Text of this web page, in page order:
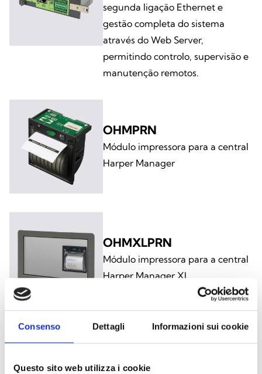
Consenso Dettagli Informazioni sui cookie
Questo sito web utilizza i cookie
segunda ligação Ethernet e
gestão completa do sistema
através do Web Server,
permitindo controlo, supervisão e
manutenção remotos.
OHMPRN
Módulo impressora para a central
Harper Manager
OHMXLPRN
Módulo impressora para a central
Harper Manager XL
OHMCABRK
Suportes de montagem em rack